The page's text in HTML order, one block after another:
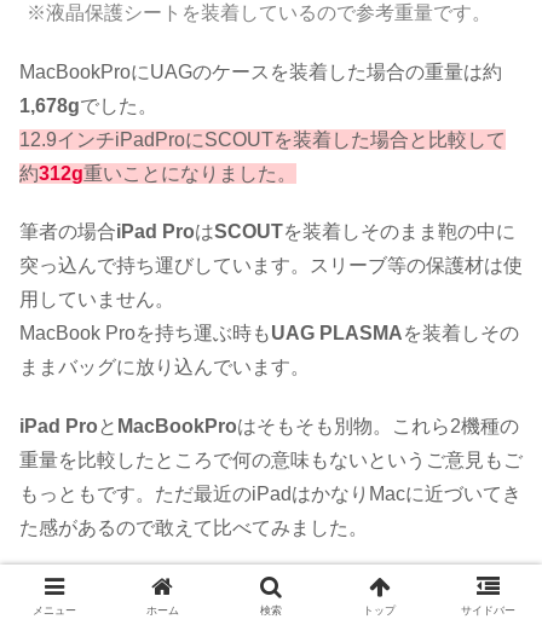
※液晶保護シートを装着しているので参考重量です。
MacBookProにUAGのケースを装着した場合の重量は約
1,678gでした。
12.9インチiPadProにSCOUTを装着した場合と比較して
約312g重いことになりました。
筆者の場合iPad ProはSCOUTを装着しそのまま鞄の中に
突っ込んで持ち運びしています。スリーブ等の保護材は使
用していません。
MacBook Proを持ち運ぶ時もUAG PLASMAを装着しその
ままバッグに放り込んでいます。
iPad Pro と MacBookProはそもそも別物。これら2機種の
重量を比較したところで何の意味もないというご意見もご
もっともです。ただ最近のiPadはかなりMacに近づいてき
た感があるので敢えて比べてみました。
どうしても重さが気になる場合→他の2018モデ
メニュー ホーム 検索 トップ サイドバー